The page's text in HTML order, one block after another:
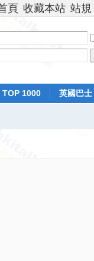
頁 收藏本站 站規
TOP 1000
英國巴士